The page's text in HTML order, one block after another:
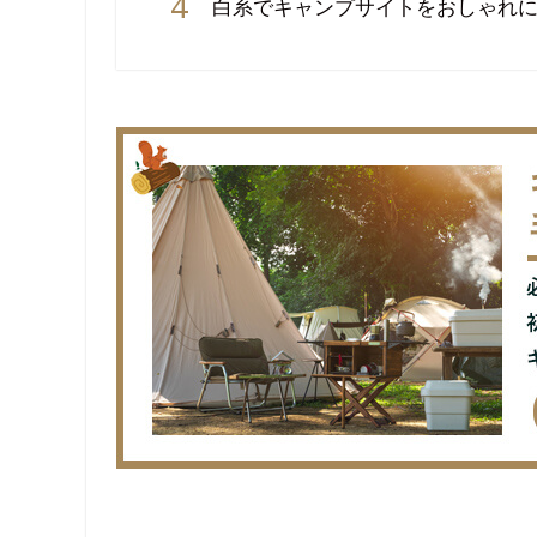
白系でキャンプサイトをおしゃれ